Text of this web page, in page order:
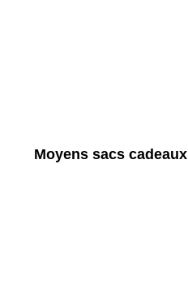
Moyens sacs cadeaux